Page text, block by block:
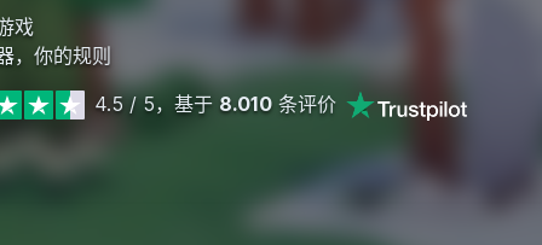
戏
，你的规则
4.5 / 5，基于 8.010 条评价